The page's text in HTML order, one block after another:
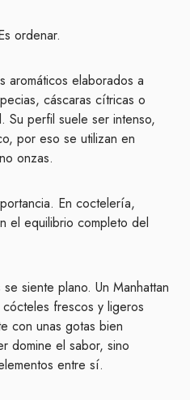
ordenar.
aromáticos elaborados a
cáscaras cítricas o
Su perfil suele ser intenso,
por eso se utilizan en
onzas.
En coctelería,
el equilibrio completo del
siente plano. Un Manhattan
frescos y ligeros
con unas gotas bien
domine el sabor, sino
entre sí.